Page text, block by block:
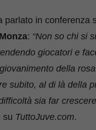
parlato in conferenza
Monza: “Non so chi si
giocatori e
della
subito, al di là della
sia far
su TuttoJuve.com.